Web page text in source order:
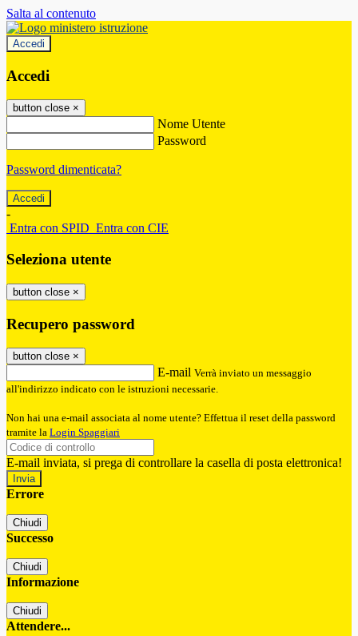
Salta al contenuto
Accedi
Accedi
button close ×
Nome Utente
Password
Password dimenticata?
-
Entra con SPID Entra con CIE
Seleziona utente
button close ×
Recupero password
button close ×
E-mail Verrà inviato un messaggio
all'indirizzo indicato con le istruzioni necessarie.
Non hai una e-mail associata al nome utente? Effettua il reset della password
tramite la Login Spaggiari
E-mail inviata, si prega di controllare la casella di posta elettronica!
Errore
Chiudi
Successo
Chiudi
Informazione
Chiudi
Attendere...